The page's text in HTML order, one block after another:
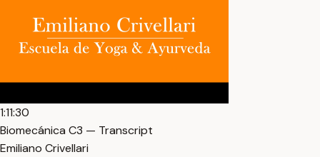
1:11:30
Biomecánica C3 — Transcript
Emiliano Crivellari